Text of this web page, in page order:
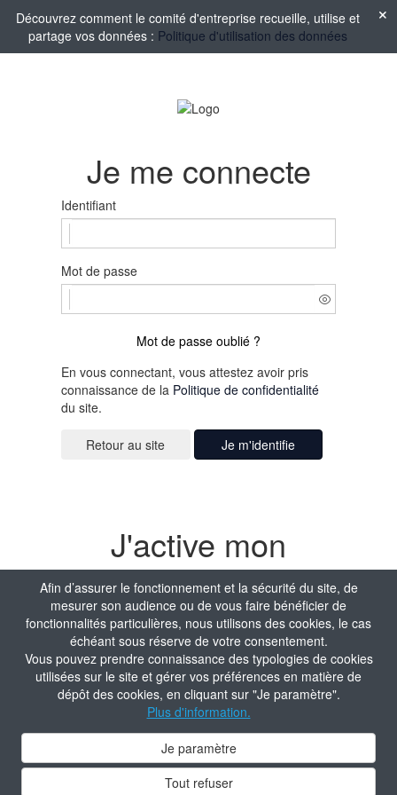
Afin d’assurer le fonctionnement et la sécurité du site, de
mesurer son audience ou de vous faire bénéficier de
fonctionnalités particulières, nous utilisons des cookies, le cas
échéant sous réserve de votre consentement.
Vous pouvez prendre connaissance des typologies de cookies
utilisées sur le site et gérer vos préférences en matière de
dépôt des cookies, en cliquant sur "Je paramètre".
Plus d'information.
Je paramètre
Tout refuser
Découvrez comment le comité d'entreprise recueille, utilise et
partage vos données : Politique d'utilisation des données
Je me connecte
Identifiant
Mot de passe
Mot de passe oublié ?
En vous connectant, vous attestez avoir pris
connaissance de la Politique de confidentialité
du site.
Je m'identifie
J'active mon
compte
Matricule
Date de naissance